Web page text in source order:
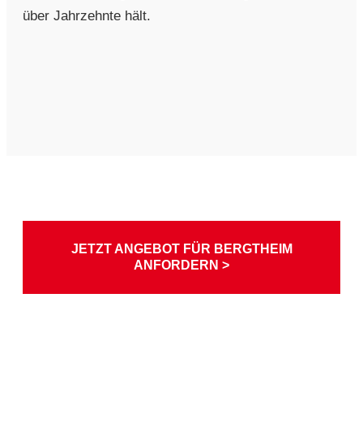
über Jahrzehnte hält.
JETZT ANGEBOT FÜR BERGTHEIM
ANFORDERN >